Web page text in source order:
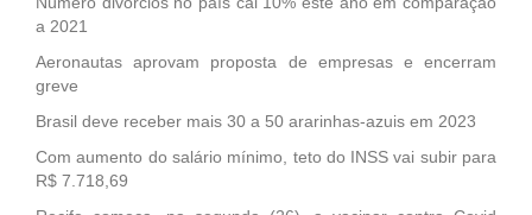
a 2021
Aeronautas aprovam proposta de empresas e encerram
greve
Brasil deve receber mais 30 a 50 ararinhas-azuis em 2023
Com aumento do salário mínimo, teto do INSS vai subir para
R$ 7.718,69